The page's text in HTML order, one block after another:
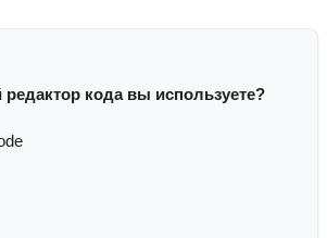
редактор кода вы используете?